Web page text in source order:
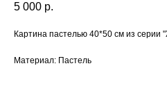
5 000 р.
Картина пастелью 40*50 см из серии
Материал: Пастель